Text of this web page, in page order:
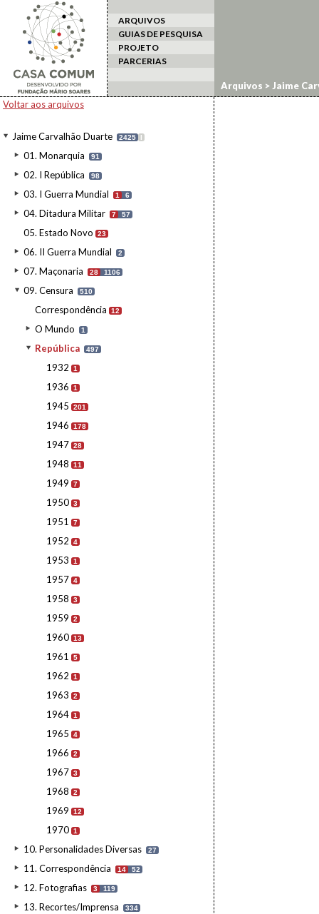
ARQUIVOS
GUIAS DE PESQUISA
PROJETO
PARCERIAS
Voltar aos arquivos
Jaime Carvalhão Duarte 2425 I
01. Monarquia 91
02. I República 98
03. I Guerra Mundial 1 6
04. Ditadura Militar 7 57
05. Estado Novo 23
06. II Guerra Mundial 2
07. Maçonaria 28 1106
09. Censura 510
Correspondência 12
O Mundo 1
República 497
1932 1
1936 1
1945 201
1946 178
1947 28
1948 11
1949 7
1950 3
1951 7
1952 4
1953 1
1957 4
1958 3
1959 2
1960 13
1961 5
1962 1
1963 2
1964 1
1965 4
1966 2
1967 3
1968 2
1969 12
1970 1
10. Personalidades Diversas 27
11. Correspondência 14 52
12. Fotografias 3 119
13. Recortes/Imprensa 334
Arquivos > Jaime